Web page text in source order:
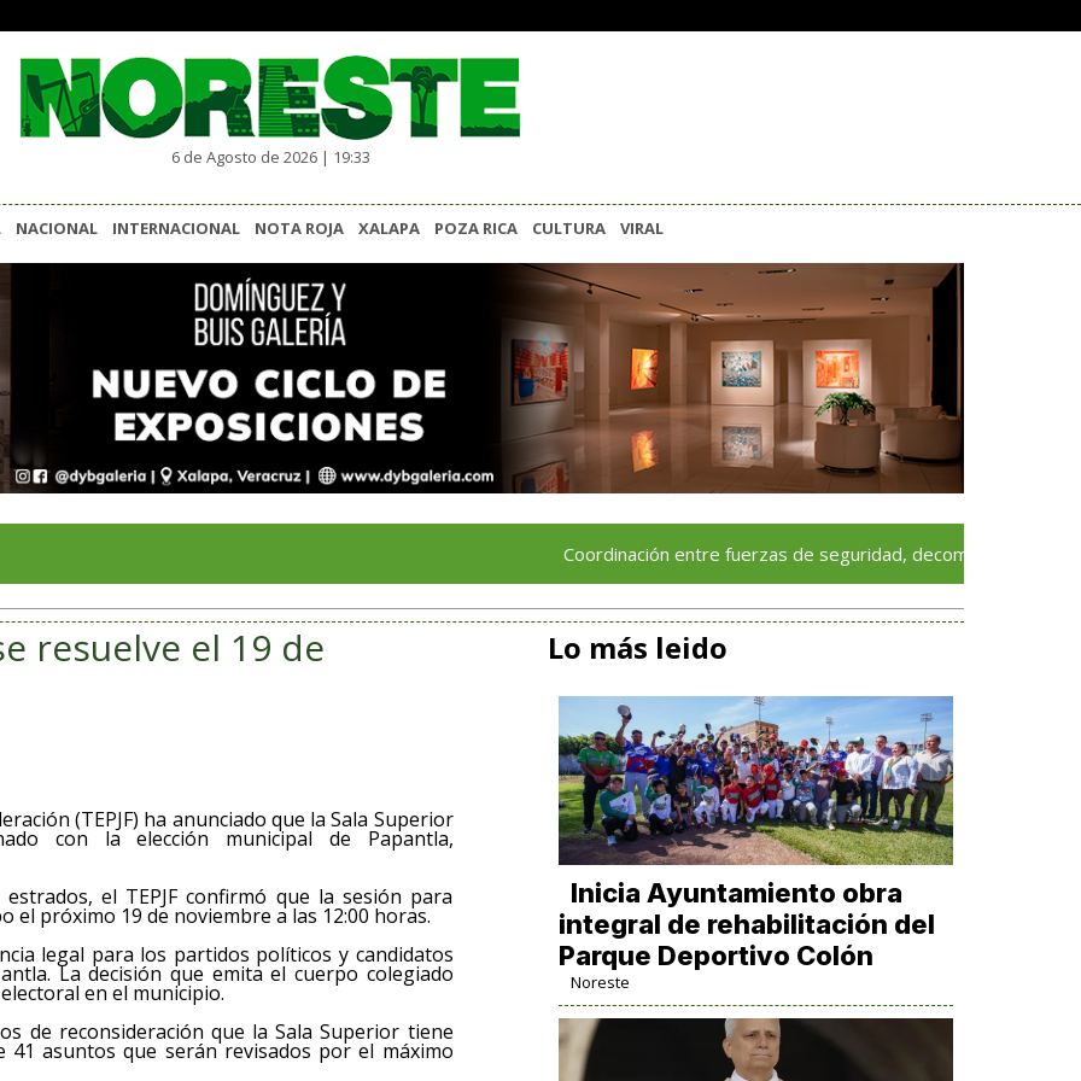
6 de Agosto de 2026 | 19:33
NACIONAL INTERNACIONAL NOTA ROJA XALAPA POZA RICA CULTURA VIRAL
Coordinación entre fuerzas de seguridad, decomisa más de 120
resuelve el 19 de
(TEPJF) ha anunciado que la Sala Superior
con la elección municipal de Papantla,
el TEPJF confirmó que la sesión para
el próximo 19 de noviembre a las 12:00 horas.
legal para los partidos políticos y candidatos
La decisión que emita el cuerpo colegiado
en el municipio.
de reconsideración que la Sala Superior tiene
asuntos que serán revisados por el máximo
Lo más leido
Inicia Ayuntamiento obra
integral de rehabilitación del
Parque Deportivo Colón
Noreste